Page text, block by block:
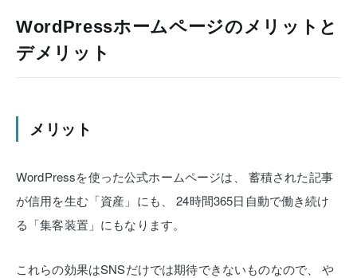
WordPressホームページのメリットと
デメリット
メリット
WordPressを使った公式ホームページは、
蓄積された記事
が信用を生む「資産」にも、
24時間365日自動で働き続け
る「集客装置」にもなります。
これらの効果はSNSだけでは期待できないものなので、
や